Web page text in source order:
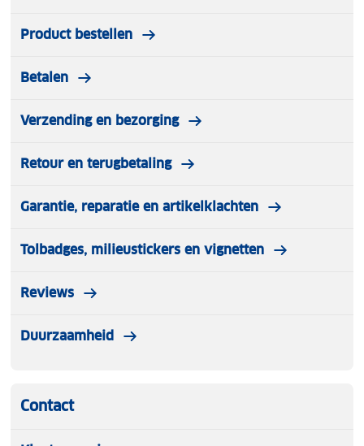
Product bestellen
Betalen
Verzending en bezorging
Retour en terugbetaling
Garantie, reparatie en artikelklachten
Tolbadges, milieustickers en vignetten
Reviews
Duurzaamheid
Contact